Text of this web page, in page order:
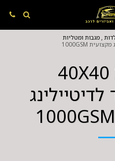
, מגבות ומטליות
מטלית 40X40
לדיטיילינג